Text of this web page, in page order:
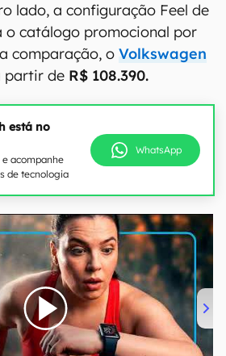
lado, a configuração Feel de
o catálogo promocional por
comparação, o Volkswagen
partir de R$ 108.390.
está no
e acompanhe
de tecnologia
WhatsApp